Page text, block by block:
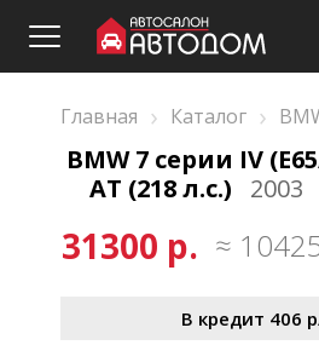
Главная › Каталог ›
BMW 7 серии IV
AT (218 л.с.)
2003
31300 р. ≈
В кредит 406